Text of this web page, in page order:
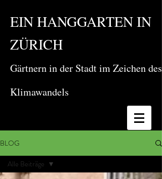
EIN HANGGARTEN IN
ZÜRICH
Gärtnern in der Stadt im Zeichen des
Klimawandels
BLOG
Alle Beiträge